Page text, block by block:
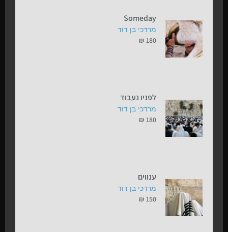
Someday
מרדכי בן דוד
₪ 180
לפניו נעבוד
מרדכי בן דוד
₪ 180
ענווים
מרדכי בן דוד
₪ 150